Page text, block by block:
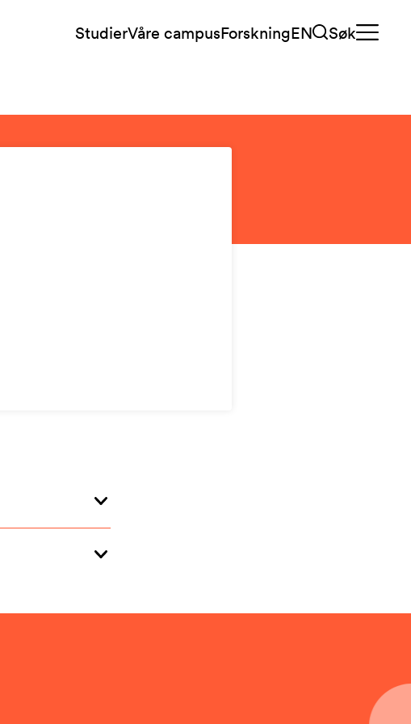
StudierVåre campusForskningEN Søk